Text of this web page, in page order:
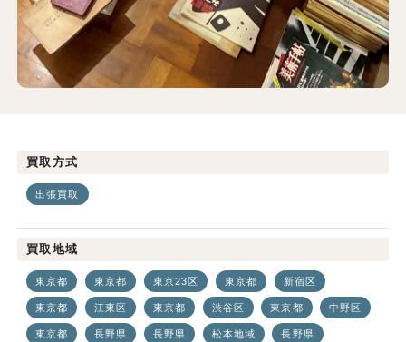
買取方式
出張買取
買取地域
東京都 東京都 東京23区 東京都 新宿区
東京都 江東区 東京都 渋谷区 東京都 中野区
東京都 長野県 長野県 松本地域 長野県